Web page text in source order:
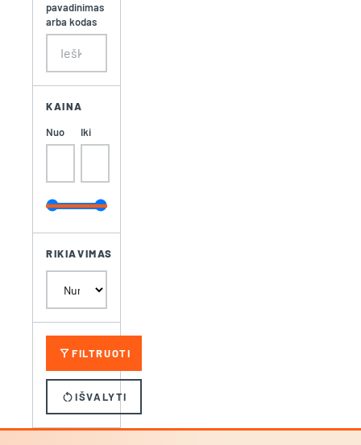
pavadinimas
arba kodas
KAINA
Nuo
Iki
RIKIAVIMAS
filter_altFILTRUOTI
restart_altIŠVALYTI